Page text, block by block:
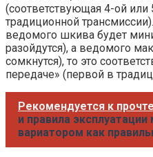
(соответствующая 4-ой или
традиционной
ведомого шкива будет
разойдутся), а ведомого
сомкнутся), то это
передаче» (первой в
Рекомендуется к
и правила
вариатором как